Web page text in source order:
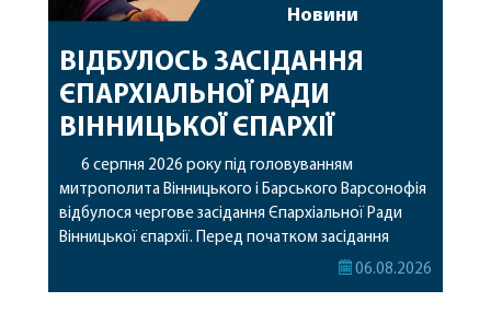
Новини
ВІДБУЛОСЬ ЗАСІДАННЯ
ЄПАРХІАЛЬНОЇ РАДИ
ВІННИЦЬКОЇ ЄПАРХІЇ
6 серпня 2026 року під головуванням
митрополита Вінницького і Барського Варсонофія
відбулося чергове засідання Єпархіальної Ради
Вінницької єпархії. Перед початком засідання
секретар Єпархіальної Ради від імені членів Ради
06.08.2026